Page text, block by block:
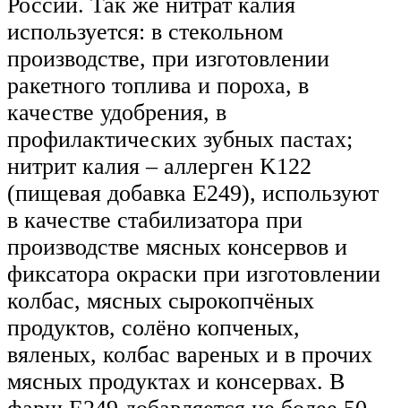
используется: в стекольном
производстве, при изготовлении
ракетного топлива и пороха, в
качестве удобрения, в
профилактических зубных пастах;
нитрит калия – аллерген K122
(пищевая добавка Е249), используют
в качестве стабилизатора при
производстве мясных консервов и
фиксатора окраски при изготовлении
колбас, мясных сырокопчёных
продуктов, солёно копченых,
вяленых, колбас вареных и в прочих
мясных продуктах и консервах. В